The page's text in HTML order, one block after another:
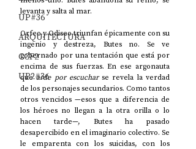
UP#36
ARQUITECTURA
CCF2
UP2#36
levanta y salta al mar.
Orfeo y Odiseo triunfan épicamente con su
ingenio y destreza, Butes no. Se ve
gobernado por una tentación que está por
encima de sus fuerzas. En ese argonauta
que arde por escuchar se revela la verdad
de los personajes secundarios. Como tantos
otros vencidos —esos que a diferencia de
los héroes no llegan a la otra orilla o lo
hacen tarde—, Butes ha pasado
desapercibido en el imaginario colectivo. Se
le emparenta con los suicidas, con los